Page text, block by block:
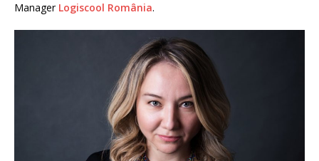
Manager Logiscool România.